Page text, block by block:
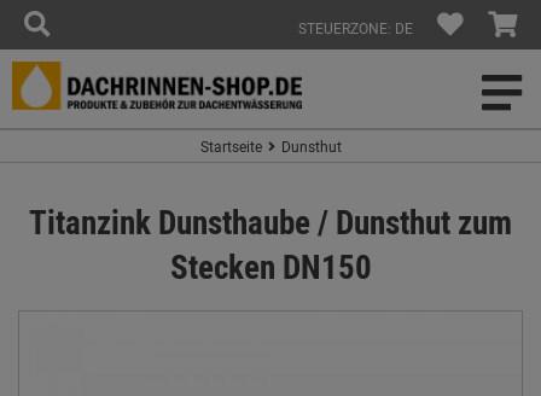
STEUERZONE: DE
Startseite Dunsthut
Titanzink Dunsthaube / Dunsthut zum
Stecken DN150